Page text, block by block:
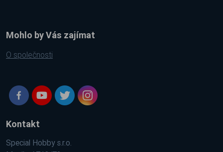
Mohlo by Vás zajímat
O společnosti
Kontakt
Special Hobby s.r.o.